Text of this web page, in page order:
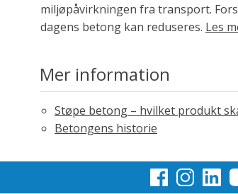
miljøpåvirkningen fra transport.
dagens betong kan reduseres. Les
Mer information
Støpe betong – hvilket produkt
Betongens historie